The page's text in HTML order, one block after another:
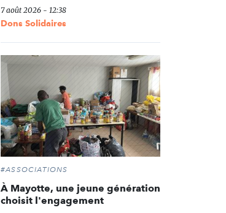
7 août 2026 - 12:38
Dons Solidaires
#ASSOCIATIONS
À Mayotte, une jeune génération
choisit l'engagement